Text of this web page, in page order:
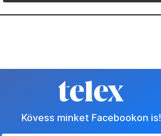
Kövess minket Facebookon is!